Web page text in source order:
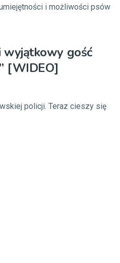
i możliwości psów
wyjątkowy gość
[WIDEO]
policji. Teraz cieszy się